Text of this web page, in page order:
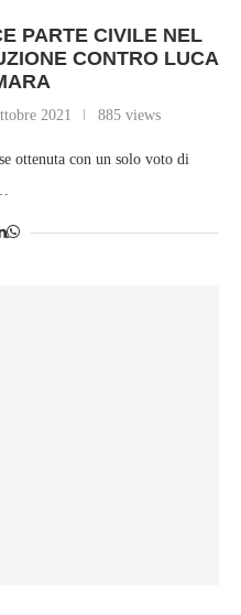
PARTE CIVILE NEL
CONTRO LUCA
2021 885 views
ottenuta con un solo voto di